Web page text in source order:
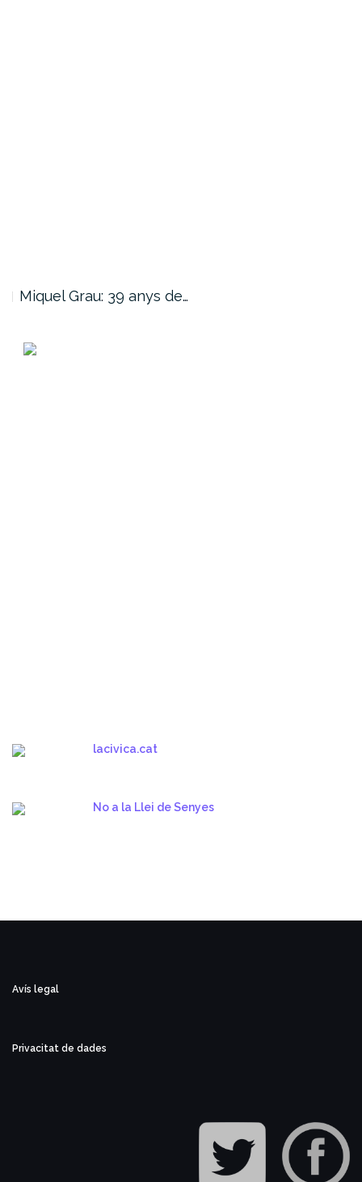
Miquel Grau: 39 anys de…
lacivica.cat
No a la Llei de Senyes
Avís legal
Privacitat de dades